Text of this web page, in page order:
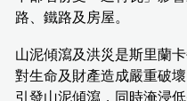
路、鐵路及房屋。
山泥傾瀉及洪災是斯里蘭
對生命及財產造成嚴重破
引發山泥傾瀉，同時淹浸